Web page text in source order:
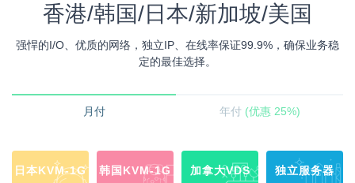
香港/韩国/日本/新加坡/美国
强悍的I/O、优质的网络，独立IP、在线率保证99.9%，确保业务稳
定的最佳选择。
月付 年付 (优惠 25%)
日本KVM-1G
韩国KVM-1G
加拿大VDS
独立服务器